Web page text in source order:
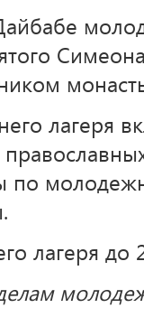
лагеря
по
лагеря до